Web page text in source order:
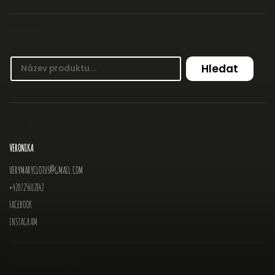
Hledat
VERONIKA
VERYMARYCLOTHS@GMAIL.COM
+420725602842
FACEBOOK
INSTAGRAM